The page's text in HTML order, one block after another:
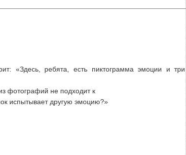
«Здесь, ребята, есть пиктограмма эмоции и три
фотографий не подходит к
испытывает другую эмоцию?»